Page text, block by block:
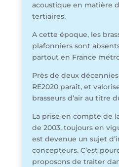
acoustique en matière
tertiaires.
A cette époque, les
plafonniers sont
partout en France
Près de deux
RE2020 paraît, et
brasseurs d’air au titre
La prise en compte de
de 2003, toujours en
est devenue un sujet
concepteurs. C’est
proposons de traiter